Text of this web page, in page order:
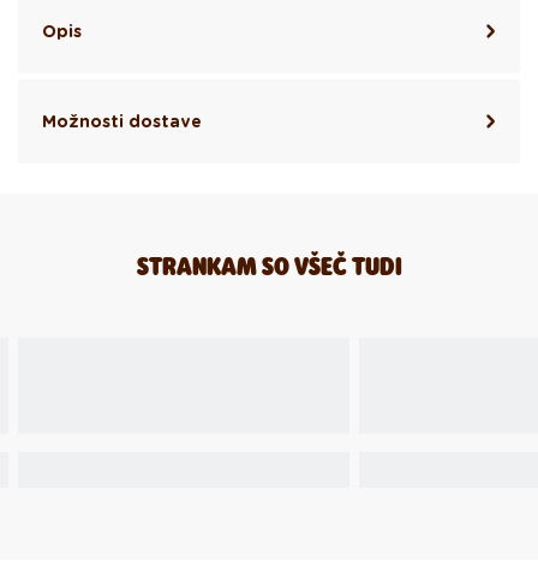
Opis
Možnosti dostave
STRANKAM SO VŠEČ TUDI